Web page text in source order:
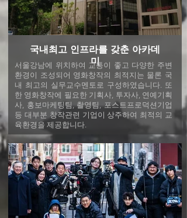
국내최고 인프라를 갖춘 아카데
미
서울강남에 위치하여 교통이 좋고 다양한 주변
환경이 조성되어 영화창작의 최적지는 물론 국
내 최고의 실무교수멘토로 구성하였습니다. 또
한 영화창작에 필요한 기획사, 투자사, 연예기획
사, 홍보마케팅팀, 촬영팀, 포스트프로덕션기업
등 대부분 창작관련 기업이 상주하여 최적의 교
육환경을 제공합니다.